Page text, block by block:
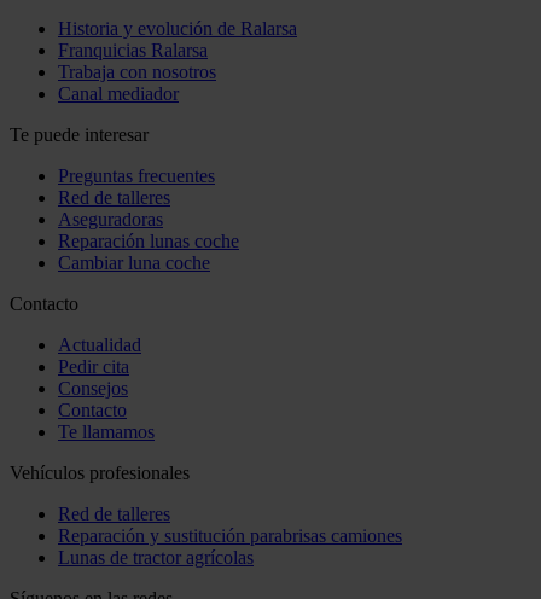
Historia y evolución de Ralarsa
Franquicias Ralarsa
Trabaja con nosotros
Canal mediador
Te puede interesar
Preguntas frecuentes
Red de talleres
Aseguradoras
Reparación lunas coche
Cambiar luna coche
Contacto
Actualidad
Pedir cita
Consejos
Contacto
Te llamamos
Vehículos profesionales
Red de talleres
Reparación y sustitución parabrisas camiones
Lunas de tractor agrícolas